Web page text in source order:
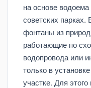
на основе
советских парках.
фонтаны из
работающие по
водопровода или
только в
участке. Для